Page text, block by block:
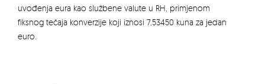
uvođenja eura kao službene valute u RH, primjenom
fiksnog tečaja konverzije koji iznosi 7,53450 kuna za jedan
euro.